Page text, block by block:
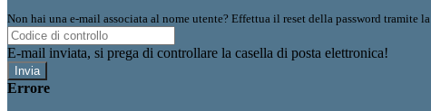
Non hai una e-mail associata al nome utente? Effettua il reset della password tramite la
E-mail inviata, si prega di controllare la casella di posta elettronica!
Errore